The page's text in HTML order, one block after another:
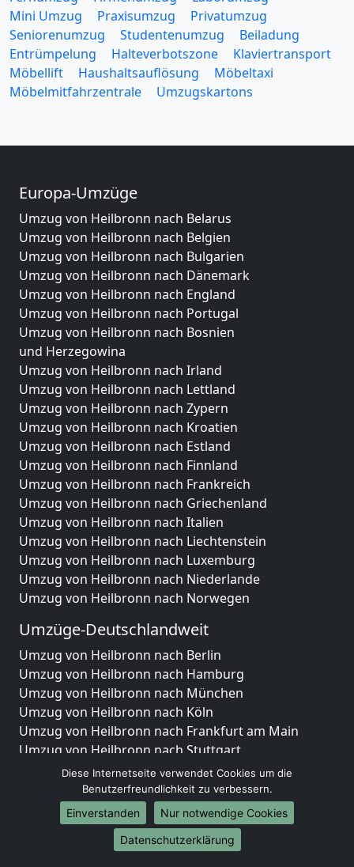
Mini Umzug
Praxisumzug
Privatumzug
Seniorenumzug
Studentenumzug
Beiladung
Entrümpelung
Halteverbotszone
Klaviertransport
Möbellift
Haushaltsauflösung
Möbeltaxi
Möbelmitfahrzentrale
Umzugskartons
Europa-Umzüge
Umzug von Heilbronn nach Belarus
Umzug von Heilbronn nach Belgien
Umzug von Heilbronn nach Bulgarien
Umzug von Heilbronn nach Dänemark
Umzug von Heilbronn nach England
Umzug von Heilbronn nach Portugal
Umzug von Heilbronn nach Bosnien
und Herzegowina
Umzug von Heilbronn nach Irland
Umzug von Heilbronn nach Lettland
Umzug von Heilbronn nach Zypern
Umzug von Heilbronn nach Kroatien
Umzug von Heilbronn nach Estland
Umzug von Heilbronn nach Finnland
Umzug von Heilbronn nach Frankreich
Umzug von Heilbronn nach Griechenland
Umzug von Heilbronn nach Italien
Umzug von Heilbronn nach Liechtenstein
Umzug von Heilbronn nach Luxemburg
Umzug von Heilbronn nach Niederlande
Umzug von Heilbronn nach Norwegen
Umzüge-Deutschlandweit
Umzug von Heilbronn nach Berlin
Umzug von Heilbronn nach Hamburg
Umzug von Heilbronn nach München
Umzug von Heilbronn nach Köln
Umzug von Heilbronn nach Frankfurt am Main
Umzug von Heilbronn nach Stuttgart
Umzug von Heilbronn nach Düsseldorf
Umzug von Heilbronn nach Leipzig
Umzug von Heilbronn nach Dortmund
Umzug von Heilbronn nach Essen
Umzug von Heilbronn nach Bremen
Diese Internetseite verwendet Cookies um die
Benutzerfreundlichkeit zu verbessern.
Einverstanden
Nur notwendige Cookies
Datenschutzerklärung